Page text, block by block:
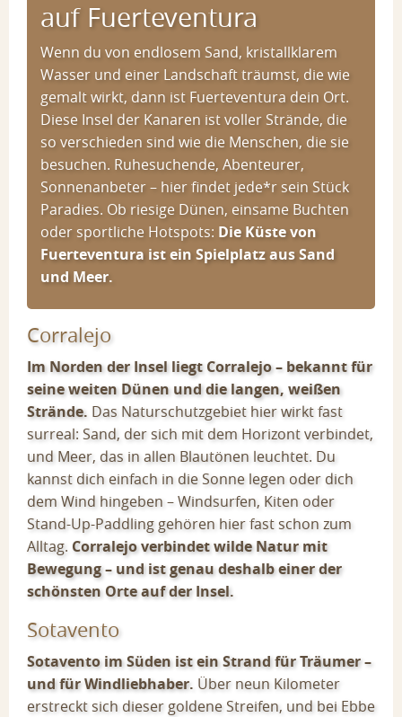
Allgemeine Informationen
Kleininseln & Felsen
Allgemeine Informationen
auf Fuerteventura
Wenn du von endlosem Sand, kristallklarem
Wasser und einer Landschaft träumst, die wie
gemalt wirkt, dann ist Fuerteventura dein Ort.
Diese Insel der Kanaren ist voller Strände, die
so verschieden sind wie die Menschen, die sie
besuchen. Ruhesuchende, Abenteurer,
Sonnenanbeter – hier findet jede*r sein Stück
Paradies. Ob riesige Dünen, einsame Buchten
oder sportliche Hotspots: Die Küste von
Fuerteventura ist ein Spielplatz aus Sand
und Meer.
Corralejo
Im Norden der Insel liegt Corralejo – bekannt für
seine weiten Dünen und die langen, weißen
Strände. Das Naturschutzgebiet hier wirkt fast
surreal: Sand, der sich mit dem Horizont verbindet,
und Meer, das in allen Blautönen leuchtet. Du
kannst dich einfach in die Sonne legen oder dich
dem Wind hingeben – Windsurfen, Kiten oder
Stand-Up-Paddling gehören hier fast schon zum
Alltag. Corralejo verbindet wilde Natur mit
Bewegung – und ist genau deshalb einer der
schönsten Orte auf der Insel.
Sotavento
Sotavento im Süden ist ein Strand für Träumer –
und für Windliebhaber. Über neun Kilometer
erstreckt sich dieser goldene Streifen, und bei Ebbe